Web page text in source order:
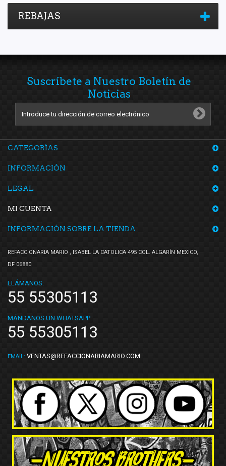
Top Engine(2)
Totalparts(3)
REBAJAS
Suscríbete a Nuestro Boletín de
Noticias
CATEGORÍAS
INFORMACIÓN
LEGAL
MI CUENTA
INFORMACIÓN SOBRE LA TIENDA
REFACCIONARIA MARIO , ISABEL LA CATOLICA 495 COL. ALGARÍN MEXICO,
DF 06880
LLÁMANOS:
55 55305113
MÁNDANOS UN WHATSAPP:
55 55305113
EMAIL: VENTAS@REFACCIONARIAMARIO.COM